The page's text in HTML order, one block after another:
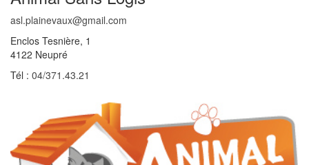
asl.plainevaux@gmail.com
Enclos Tesnière, 1
4122 Neupré
Tél : 04/371.43.21